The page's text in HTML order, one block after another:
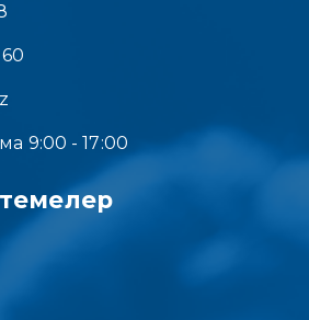
9:00 - 17:00